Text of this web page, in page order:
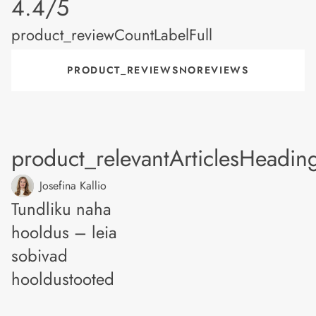
product_rating
4.4/5
product_reviewCountLabelFull
PRODUCT_REVIEWSNOREVIEWS
Josefina Kallio
Tundliku naha
hooldus – leia
sobivad
hooldustooted